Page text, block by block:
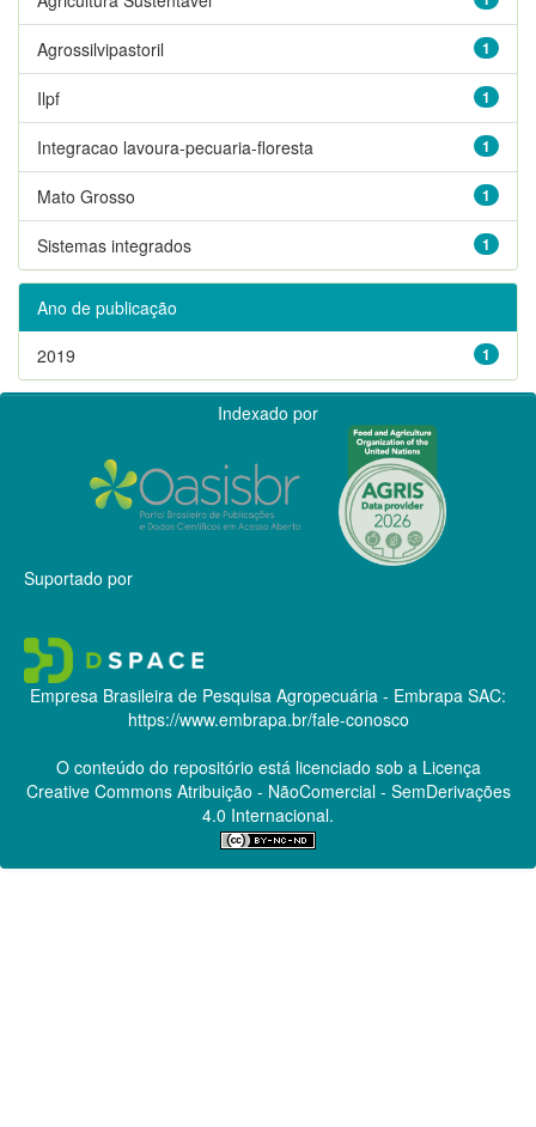
1
Agrossilvipastoril
1
Ilpf
1
Integracao lavoura-pecuaria-floresta
1
Mato Grosso
1
Sistemas integrados
Ano de publicação
1
2019
Indexado por
Suportado por
Empresa Brasileira de Pesquisa Agropecuária - Embrapa SAC:
https://www.embrapa.br/fale-conosco
O conteúdo do repositório está licenciado sob a Licença
Creative CommonsAtribuição - NãoComercial - SemDerivações
4.0 Internacional.